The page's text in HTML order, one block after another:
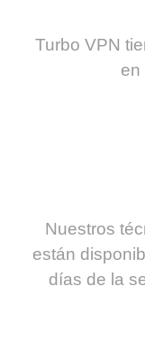
Turbo VPN
en
Nuestros
están
días de la